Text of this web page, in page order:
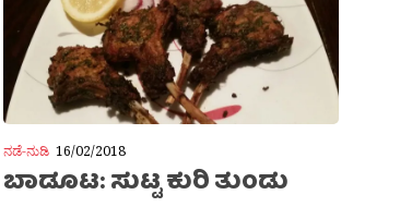
ನಡೆ-ನುಡಿ 16/02/2018
ಬಾಡೂಟ: ಸುಟ್ಟ ಕುರಿ ತುಂಡು